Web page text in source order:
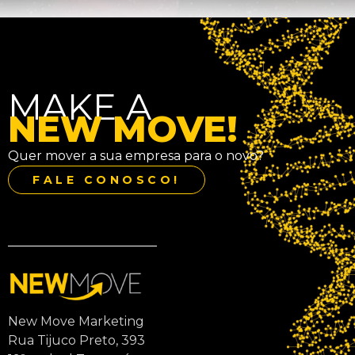
MAKE A
NEW MOVE!
Quer mover a sua empresa para o novo?
FALE CONOSCO!
New Move Marketing
Rua Tijuco Preto, 393